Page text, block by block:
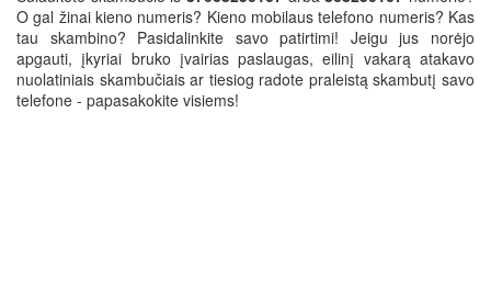
O gal žinai kieno numeris? Kieno mobilaus telefono numeris? Kas
tau skambino? Pasidalinkite savo patirtimi! Jeigu jus norėjo
apgauti, įkyriai bruko įvairias paslaugas, eilinį vakarą atakavo
nuolatiniais skambučiais ar tiesiog radote praleistą skambutį savo
telefone - papasakokite visiems!